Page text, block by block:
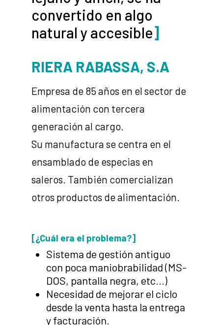
convertido en algo
natural y accesible]
RIERA RABASSA, S.A
Empresa de 85 años en el sector de
alimentación con tercera
generación al cargo.
Su manufactura se centra en el
ensamblado de especias en
saleros. También comercializan
otros productos de alimentación.
[¿Cuál era el problema?]
Sistema de gestión antiguo
con poca maniobrabilidad (MS-
DOS, pantalla negra, etc…)
Necesidad de mejorar el ciclo
desde la venta hasta la entrega
y facturación.